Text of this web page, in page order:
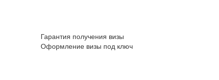
Гарантия получения визы
Оформление визы под ключ